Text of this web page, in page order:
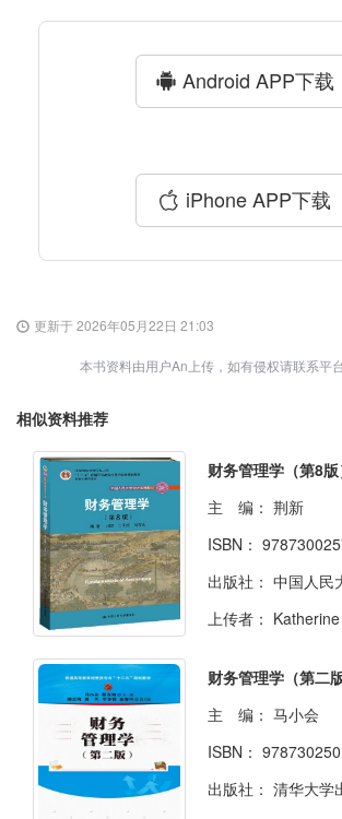
Android APP下载
iPhone APP下载
更新于 2026年05月22日 21:03
本书资料由用户An上传，如有侵权请联系平台
相似资料推荐
财务管理学（第8版
主 编： 荆新
ISBN：
出版社： 中国人民
上传者： Katherine
财务管理学（第二版
主 编： 马小会
ISBN：
出版社： 清华大学